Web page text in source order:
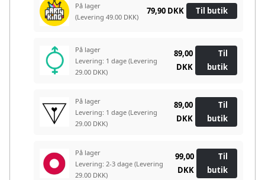
På lager
(Levering 49.00 DKK)
79,90 DKK Til butik
På lager
Levering: 1 dage (Levering
29.00 DKK)
89,00
DKK
Til
butik
På lager
Levering: 1 dage (Levering
29.00 DKK)
89,00
DKK
Til
butik
På lager
Levering: 2-3 dage (Levering
29.00 DKK)
99,00
DKK
Til
butik